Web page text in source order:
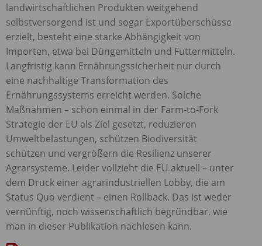
landwirtschaftlichen Produkten weitgehend
selbstversorgend ist und sogar Exportüberschüsse
erzielt, besteht eine starke Abhängigkeit von
Importen, etwa bei Düngemitteln und Futtermitteln.
Langfristig kann Ernährungssicherheit nur durch
eine nachhaltige Transformation des
Ernährungssystems erreicht werden. Solche
Maßnahmen – schon einmal in der Farm-to-Fork
Strategie der EU als Ziel gesetzt, reduzieren
Umweltbelastungen, schützen Biodiversität
schützen und vergrößern die Resilienz unserer
Agrarsysteme. Leider vollzieht die EU aktuell – unter
dem Druck einer agrarindustriellen Lobby, die am
Status Quo verdient – einen Rollback. Das ist weder
vernünftig, noch wissenschaftlich begründbar, wie
man in dieser Publikation nachlesen kann.